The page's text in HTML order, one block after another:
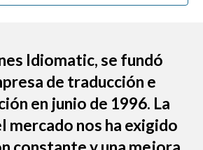
Idiomatic, se fundó
de traducción e
en junio de 1996. La
mercado nos ha exigido